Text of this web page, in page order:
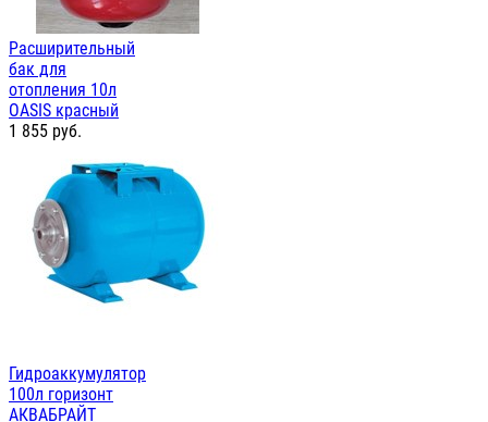
Расширительный
бак для
отопления 10л
OASIS красный
1 855 руб.
Гидроаккумулятор
100л горизонт
АКВАБРАЙТ